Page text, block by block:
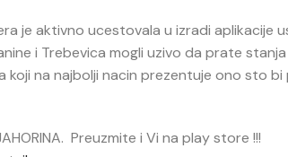
je aktivno ucestovala u izradi aplikacije
i Trebevica mogli uzivo da prate
na najbolji nacin prezentuje ono sto
Preuzmite i Vi na play store !!!